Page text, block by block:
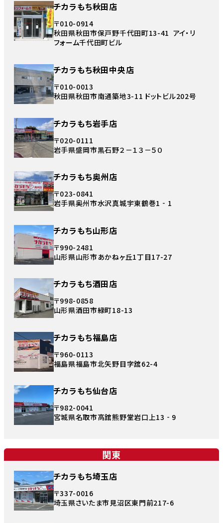
チカラもち秋田店
〒010-0914
秋田県秋田市保戸野千代田町13-41 アイ・リ
フォーム千代田町ビル
チカラもち秋田中央店
〒010-0013
秋田県秋田市南通築地3-11 ドットビル202号
チカラもち岩手店
〒020-0111
岩手県盛岡市黒石野２－１３－５０
チカラもち奥州店
〒023-0841
岩手県奥州市水沢真城宇東鶴巻1‐1
チカラもち山形店
〒990-2481
山形県山形市あかねヶ丘1丁目17-27
チカラもち酒田店
〒998-0858
山形県酒田市緑町18-13
チカラもち福島店
〒960-0113
福島県福島市北矢野目字舘62-4
チカラもち仙台店
〒982-0041
宮城県名取市高舘熊野堂岩口上13‐9
関東
チカラもち埼玉店
〒337-0016
埼玉県さいたま市見沼区東門前217-6